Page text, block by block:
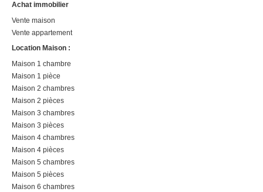
Achat immobilier
Vente maison
Vente appartement
Location Maison :
Maison 1 chambre
Maison 1 pièce
Maison 2 chambres
Maison 2 pièces
Maison 3 chambres
Maison 3 pièces
Maison 4 chambres
Maison 4 pièces
Maison 5 chambres
Maison 5 pièces
Maison 6 chambres